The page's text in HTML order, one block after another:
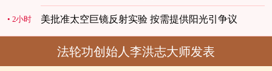
2小时 美批准太空巨镜反射实验 按需提供阳光引争议
法轮功创始人李洪志大师发表